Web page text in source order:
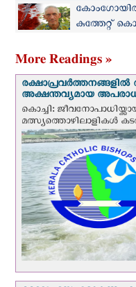
കുത്തേറ്റ്
More Readings »
രക്ഷാപ്രവര്‍ത്തനങ്ങളില്‍
അക്ഷന്തവ്യമായ
കൊച്ചി:
മത്സ്യത്തൊഴിലാളികള്‍